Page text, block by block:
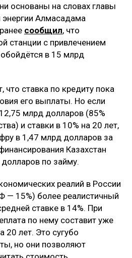
основаны на словах главы
энергии Алмасадама
сообщил, что
станции с привлечением
в 15 млрд
что ставка по кредиту пока
его выплаты. Но если
млрд долларов (85%
и ставки в 10% на 20 лет,
в 1,47 млрд долларов за
Казахстан
по займу.
реалий в России
— 15%) более реалистичный
ставке в 14%. При
по нему составит уже
20 лет. Это сугубо
но они позволяют